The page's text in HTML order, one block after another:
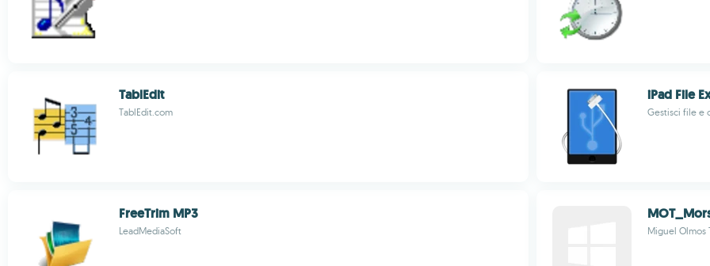
TablEdit
TablEdit.com
iPad File
Gestisci file e
FreeTrim MP3
LeadMediaSoft Miguel Olmos